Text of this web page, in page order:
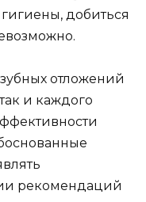
добиться
отложений
и каждого
рекомендаций